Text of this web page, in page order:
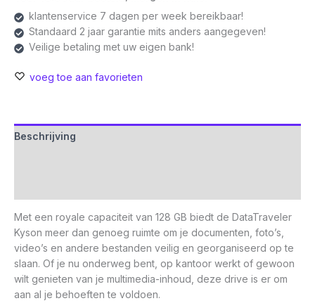
aantal
klantenservice 7 dagen per week bereikbaar!
Standaard 2 jaar garantie mits anders aangegeven!
Veilige betaling met uw eigen bank!
voeg toe aan favorieten
Beschrijving
Met een royale capaciteit van 128 GB biedt de DataTraveler
Kyson meer dan genoeg ruimte om je documenten, foto’s,
video’s en andere bestanden veilig en georganiseerd op te
slaan. Of je nu onderweg bent, op kantoor werkt of gewoon
wilt genieten van je multimedia-inhoud, deze drive is er om
aan al je behoeften te voldoen.